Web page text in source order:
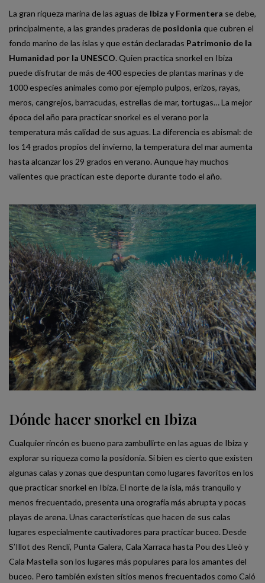
La gran riqueza marina de las aguas de Ibiza y Formentera se debe,
principalmente, a las grandes praderas de posidonia que cubren el
fondo marino de las islas y que están declaradas Patrimonio de la
Humanidad por la UNESCO. Quien practica snorkel en Ibiza
puede disfrutar de más de 400 especies de plantas marinas y de
1000 especies animales como por ejemplo pulpos, erizos, rayas,
meros, cangrejos, barracudas, estrellas de mar, tortugas… La mejor
época del año para practicar snorkel es el verano por la
temperatura más calidad de sus aguas. La diferencia es abismal: de
los 14 grados propios del invierno, la temperatura del mar aumenta
hasta alcanzar los 29 grados en verano. Aunque hay muchos
valientes que practican este deporte durante todo el año.
Dónde hacer snorkel en Ibiza
Cualquier rincón es bueno para zambullirte en las aguas de Ibiza y
explorar su riqueza como la posidonia. Si bien es cierto que existen
algunas calas y zonas que despuntan como lugares favoritos en los
que practicar snorkel en Ibiza. El norte de la isla, más tranquilo y
menos frecuentado, presenta una orografía más abrupta y pocas
playas de arena. Unas características que hacen de sus calas
lugares especialmente cautivadores para practicar buceo. Desde
S’Illot des Rencli, Punta Galera, Cala Xarraca hasta Pou des Lleò y
Cala Mastella son los lugares más populares para los amantes del
buceo. Pero también existen sitios menos frecuentados como Caló